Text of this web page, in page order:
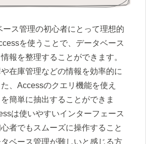
ス管理の初心者にとって理想的
を使うことで、データベース
報を整理することができます。
在庫管理などの情報を効率的に
、Accessのクエリ機能を使え
簡単に抽出することができま
は使いやすいインターフェース
者でもスムーズに操作すること
ベース管理が難しいと感じる方